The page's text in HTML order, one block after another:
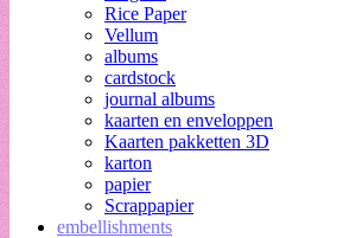
Rice Paper
Vellum
albums
cardstock
journal albums
kaarten en enveloppen
Kaarten pakketten 3D
karton
papier
Scrappapier
embellishments